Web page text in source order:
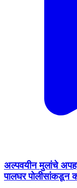
अल्पवयीन मुलांचे
पालघर पोलीसांकडून